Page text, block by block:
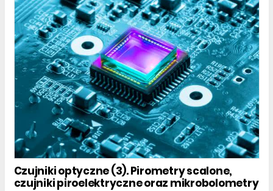
Czujniki optyczne (3). Pirometry scalone,
czujniki piroelektryczne oraz mikrobolometry